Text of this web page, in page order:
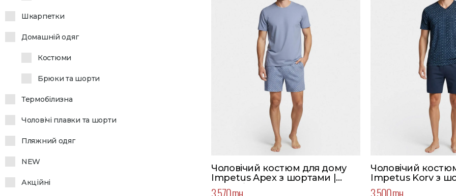
Шкарпетки
Домашній одяг
Костюми
Брюки та шорти
Термобілизна
Чоловічі плавки та шорти
Пляжний одяг
NEW
Акційні
Чоловічий костюм для дому
Impetus Apex з шортами |
Колір блакитний | Великий
Чоловічий
Impetus Korv з
Колір синій |